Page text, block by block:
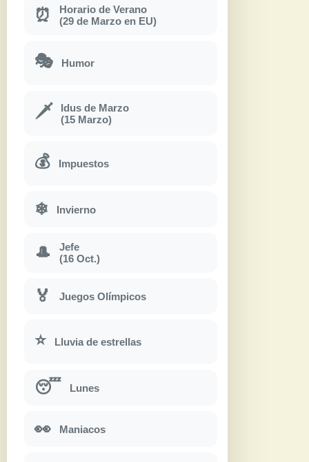
⏰
Horario de Verano
(29 de Marzo en EU)
🎭 Humor
🗡
Idus de Marzo
(15 Marzo)
💰 Impuestos
❄ Invierno
🎩
Jefe
(16 Oct.)
🏅 Juegos Olímpicos
⭐ Lluvia de estrellas
😴 Lunes
👀 Maniacos